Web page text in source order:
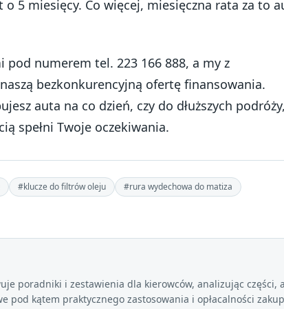
5 miesięcy. Co więcej, miesięczna rata za to
pod numerem tel. 223 166 888, a my z
bezkonkurencyjną ofertę finansowania.
auta na co dzień, czy do dłuższych podróży,
spełni Twoje oczekiwania.
#klucze do filtrów oleju
#rura wydechowa do matiza
poradniki i zestawienia dla kierowców, analizując części,
pod kątem praktycznego zastosowania i opłacalności